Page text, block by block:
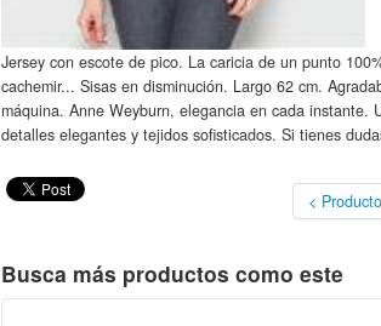
Jersey con escote de pico. La caricia de un punto
cachemir... Sisas en disminución. Largo 62 cm.
máquina. Anne Weyburn, elegancia en cada instante.
detalles elegantes y tejidos sofisticados. Si tienes
<
Busca más productos como este